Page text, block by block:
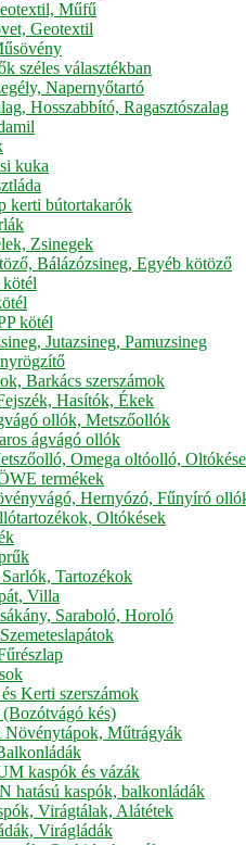
Műfű
Geotextil
széles választékban
Napernyőtartó
Hosszabbító, Ragasztószalag
kuka
kerti bútortakarók
Zsinegek
Bálázózsineg, Egyéb kötöző
kötél
Jutazsineg, Pamuzsineg
Barkács szerszámok
Hasítók, Ékek
ollók, Metszőollók
ágvágó ollók
Omega oltóolló,
termékek
Hernyózó, Fűnyíró
Oltókések
Tartozékok
Villa
Saraboló, Horoló
Kerti szerszámok
(Bozótvágó kés)
Műtrágyák
kaspók és vázák
hatású kaspók, balkonládák
Virágtálak, Alátétek
Virágládák